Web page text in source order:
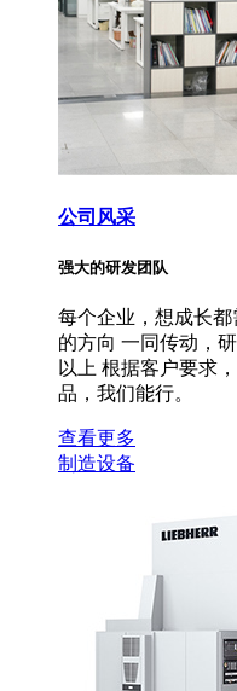
公司风采
强大的研发团队
每个企业，想成长
的方向 一同传动，
以上 根据客户要求
品，我们能行。
查看更多
制造设备